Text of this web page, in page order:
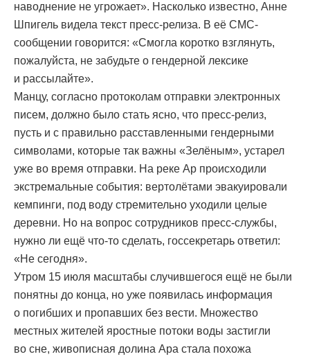
наводнение не угрожает». Насколько известно, Анне
Шпигель видела текст пресс-релиза. В её СМС-
сообщении говорится: «Смогла коротко взглянуть,
пожалуйста, не забудьте о гендерной лексике
и рассылайте».
Манцу, согласно протоколам отправки электронных
писем, должно было стать ясно, что пресс-релиз,
пусть и с правильно расставленными гендерными
символами, которые так важны «Зелёным», устарел
уже во время отправки. На реке Ар происходили
экстремальные события: вертолётами эвакуировали
кемпинги, под воду стремительно уходили целые
деревни. Но на вопрос сотрудников пресс-службы,
нужно ли ещё что-то сделать, госсекретарь ответил:
«Не сегодня».
Утром 15 июля масштабы случившегося ещё не были
понятны до конца, но уже появилась информация
о погибших и пропавших без вести. Множество
местных жителей яростные потоки воды застигли
во сне, живописная долина Ара стала похожа